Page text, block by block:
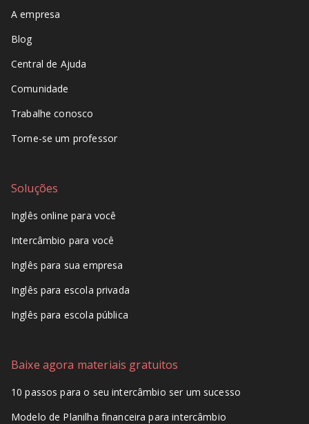
A empresa
Blog
Central de Ajuda
Comunidade
Trabalhe conosco
Torne-se um professor
Soluções
Inglês online para você
Intercâmbio para você
Inglês para sua empresa
Inglês para escola privada
Inglês para escola pública
Baixe agora materiais gratuitos
10 passos para o seu intercâmbio ser um sucesso
Modelo de Planilha financeira para intercâmbio